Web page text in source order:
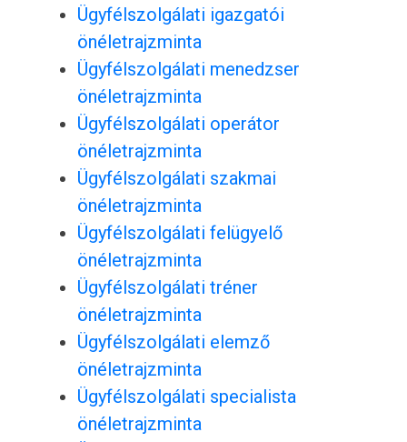
Ügyfélszolgálati igazgatói
önéletrajzminta
Ügyfélszolgálati menedzser
önéletrajzminta
Ügyfélszolgálati operátor
önéletrajzminta
Ügyfélszolgálati szakmai
önéletrajzminta
Ügyfélszolgálati felügyelő
önéletrajzminta
Ügyfélszolgálati tréner
önéletrajzminta
Ügyfélszolgálati elemző
önéletrajzminta
Ügyfélszolgálati specialista
önéletrajzminta